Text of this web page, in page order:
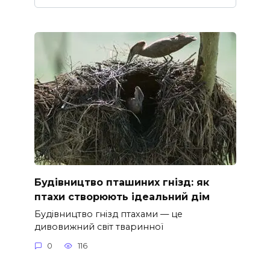
Будівництво пташиних гнізд: як
птахи створюють ідеальний дім
Будівництво гнізд птахами — це
дивовижний світ тваринної
0 116